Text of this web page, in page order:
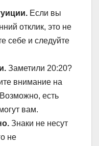
Если вы
отклик, это не
себе и следуйте
Заметили 20:20?
внимание на
есть
вам.
Знаки не несут
не